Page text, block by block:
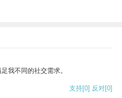
我不同的社交需求。
支持[0] 反对[0]